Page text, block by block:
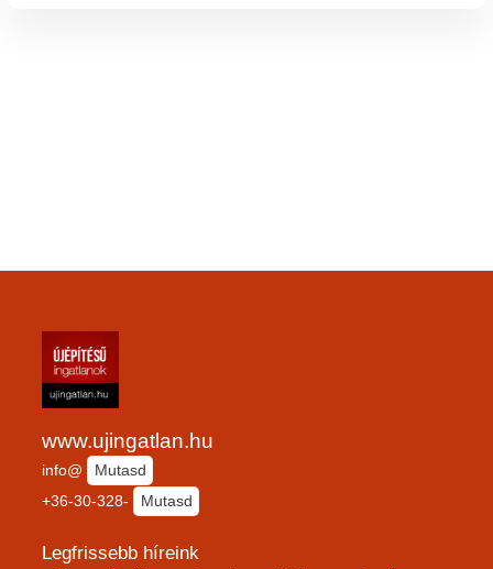
www.ujingatlan.hu
info@
Mutasd
+36-30-328-
Mutasd
Legfrissebb híreink